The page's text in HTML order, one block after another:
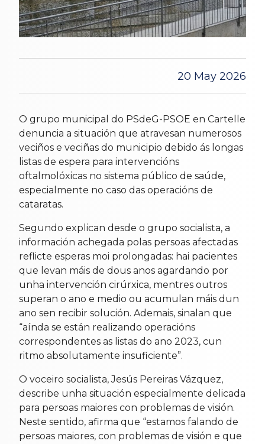
20 May 2026
O grupo municipal do PSdeG-PSOE en Cartelle
denuncia a situación que atravesan numerosos
veciños e veciñas do municipio debido ás longas
listas de espera para intervencións
oftalmolóxicas no sistema público de saúde,
especialmente no caso das operacións de
cataratas.
Segundo explican desde o grupo socialista, a
información achegada polas persoas afectadas
reflicte esperas moi prolongadas: hai pacientes
que levan máis de dous anos agardando por
unha intervención cirúrxica, mentres outros
superan o ano e medio ou acumulan máis dun
ano sen recibir solución. Ademais, sinalan que
“aínda se están realizando operacións
correspondentes as listas do ano 2023, cun
ritmo absolutamente insuficiente”.
O voceiro socialista, Jesús Pereiras Vázquez,
describe unha situación especialmente delicada
para persoas maiores con problemas de visión.
Neste sentido, afirma que “estamos falando de
persoas maiores, con problemas de visión e que